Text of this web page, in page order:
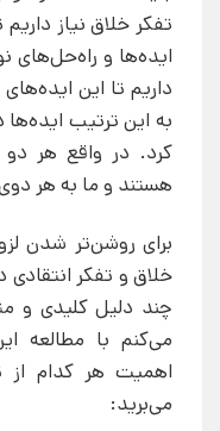
تفکر خلاق نیاز
ایده‌ها و راه‌حل‌های
داریم تا این
به این ترتیب
کرد. در واقع هر
هستند و ما به هر دوی
برای روشن‌تر شدن
خلاق و تفکر
چند دلیل کلیدی و
می‌کنم با مطالعه
اهمیت هر کدام از
می‌برید: